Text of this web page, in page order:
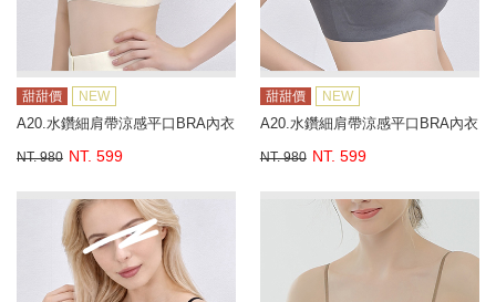
甜甜價 NEW
A20.水鑽細肩帶涼感平口BRA內衣
NT. 980 NT. 599
甜甜價 NEW
A20.水鑽細肩帶涼感平口BRA內衣
NT. 980 NT. 599